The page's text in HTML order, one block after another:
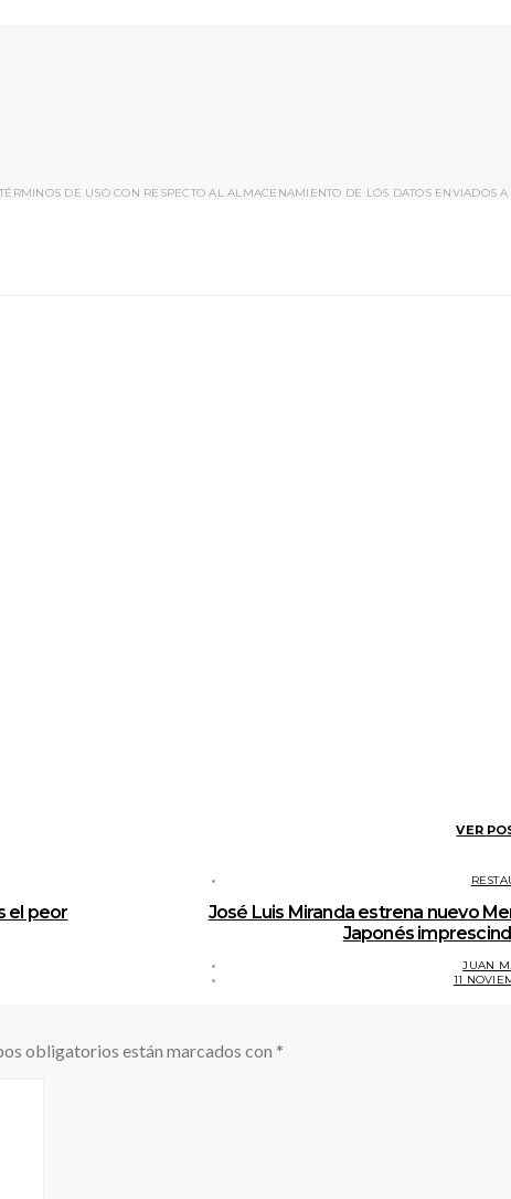
DE USO CON RESPECTO AL ALMACENAMIENTO DE LOS DATOS ENVIADOS
el peor
VER
José Luis Miranda estrena nuevo
Japonés
JUAN
11
obligatorios están marcados con *